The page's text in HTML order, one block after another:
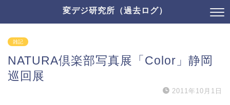
変デジ研究所（過去ログ）
雑記
NATURA倶楽部写真展「Color」静岡
巡回展
2011年10月1日